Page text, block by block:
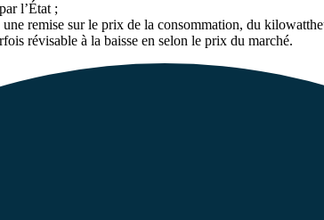
l’État ;
remise sur le prix de la consommation, du
révisable à la baisse en selon le prix du marché.